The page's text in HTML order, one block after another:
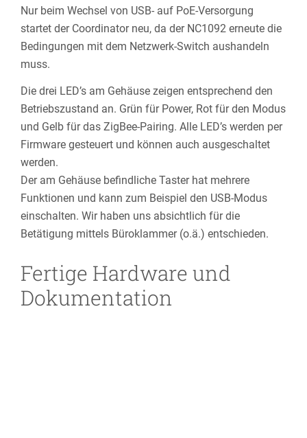
Nur beim Wechsel von USB- auf PoE-Versorgung
startet der Coordinator neu, da der NC1092 erneute die
Bedingungen mit dem Netzwerk-Switch aushandeln
muss.
Die drei LED’s am Gehäuse zeigen entsprechend den
Betriebszustand an. Grün für Power, Rot für den Modus
und Gelb für das ZigBee-Pairing. Alle LED’s werden per
Firmware gesteuert und können auch ausgeschaltet
werden.
Der am Gehäuse befindliche Taster hat mehrere
Funktionen und kann zum Beispiel den USB-Modus
einschalten. Wir haben uns absichtlich für die
Betätigung mittels Büroklammer (o.ä.) entschieden.
Fertige Hardware und
Dokumentation